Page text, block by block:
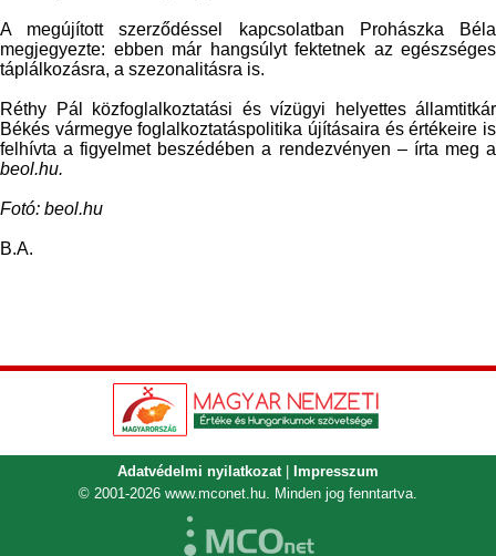
A megújított szerződéssel kapcsolatban Prohászka Béla
megjegyezte: ebben már hangsúlyt fektetnek az egészséges
táplálkozásra, a szezonalitásra is.
Réthy Pál közfoglalkoztatási és vízügyi helyettes államtitkár
Békés vármegye foglalkoztatáspolitika újításaira és értékeire is
felhívta a figyelmet beszédében a rendezvényen – írta meg a
beol.hu.
Fotó: beol.hu
B.A.
Adatvédelmi nyilatkozat
Impresszum
© 2001-2026 www.mconet.hu . Minden jog fenntartva.